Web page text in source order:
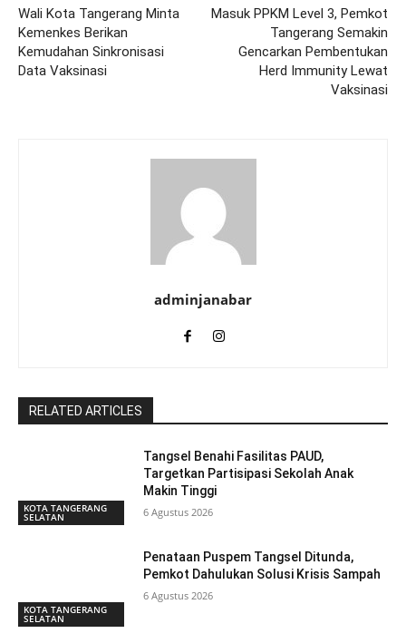
Wali Kota Tangerang Minta
Kemenkes Berikan
Kemudahan Sinkronisasi
Data Vaksinasi
Masuk PPKM Level 3, Pemkot
Tangerang Semakin
Gencarkan Pembentukan
Herd Immunity Lewat
Vaksinasi
adminjanabar
RELATED ARTICLES
KOTA TANGERANG
SELATAN
Tangsel Benahi Fasilitas PAUD,
Targetkan Partisipasi Sekolah Anak
Makin Tinggi
6 Agustus 2026
KOTA TANGERANG
SELATAN
Penataan Puspem Tangsel Ditunda,
Pemkot Dahulukan Solusi Krisis Sampah
6 Agustus 2026